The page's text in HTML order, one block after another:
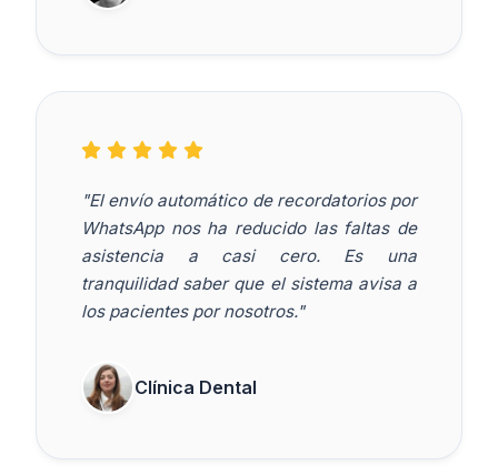
"El envío automático de recordatorios por
WhatsApp nos ha reducido las faltas de
asistencia a casi cero. Es una
tranquilidad saber que el sistema avisa a
los pacientes por nosotros."
Clínica Dental